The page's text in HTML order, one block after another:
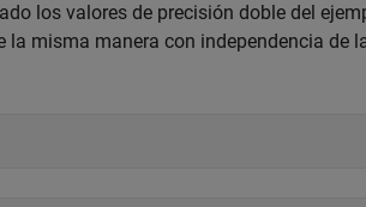
los valores de precisión doble del
misma manera con independencia de